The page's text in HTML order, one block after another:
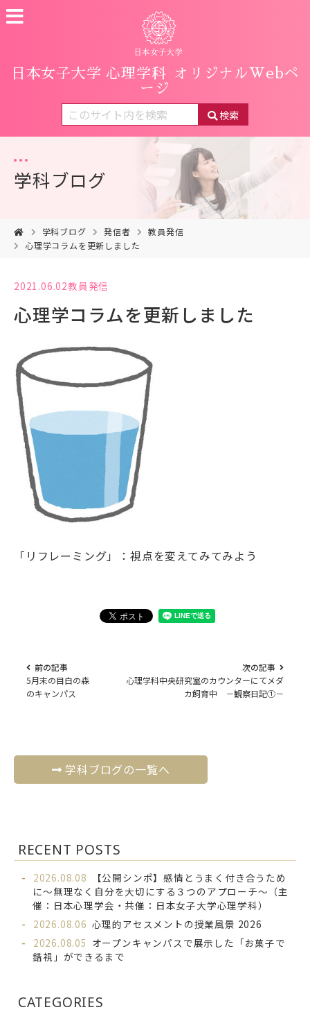
日本女子大学 心理学科
オリジナルWebペ
ージ
検索
学科ブログ
学科ブログ 発信者
教員発信
心理学コラムを更新しました
2021.06.02教員発信
心理学コラムを更新しました
「リフレーミング」：視点を変えてみてみよう
前の記事
5月末の目白の森
のキャンパス
次の記事
心理学科中央研究室のカウンターにてメダ
カ飼育中 －観察日記①－
学科ブログの一覧へ
RECENT POSTS
2026.08.08
【公開シンポ】感情とうまく付き合うため
に～無理なく自分を大切にする３つのアプローチ～（主
催：日本心理学会・共催：日本女子大学心理学科）
2026.08.06 心理的アセスメントの授業風景 2026
2026.08.05 オープンキャンパスで展示した「お菓子で
錯視」ができるまで
CATEGORIES